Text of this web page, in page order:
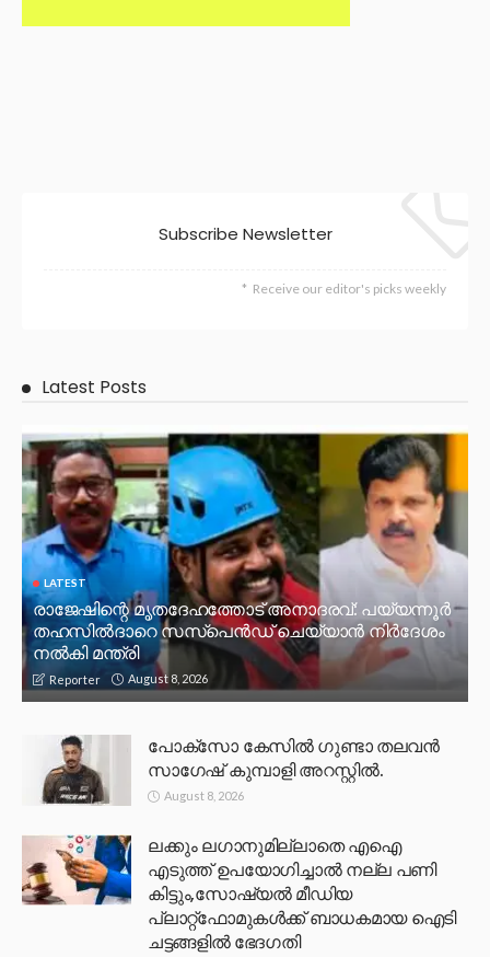
Subscribe Newsletter
Receive our editor's picks weekly
Latest Posts
LATEST
രാജേഷിന്റെ മൃതദേഹത്തോട് അനാദരവ്: പയ്യന്നൂർ
തഹസിൽദാറെ സസ്പെൻഡ് ചെയ്യാൻ നിർദേശം
നൽകി മന്ത്രി
Reporter August 8, 2026
പോക്സോ കേസിൽ ഗുണ്ടാ തലവൻ
സാഗേഷ് കുമ്പാളി അറസ്റ്റിൽ.
August 8, 2026
ലക്കും ലഗാനുമില്ലാതെ എഐ
എടുത്ത് ഉപയോഗിച്ചാല്‍ നല്ല പണി
കിട്ടും,സോഷ്യല്‍ മീഡിയ
പ്ലാറ്റ്‌ഫോമുകള്‍ക്ക് ബാധകമായ ഐടി
ചട്ടങ്ങളില്‍ ഭേദഗതി